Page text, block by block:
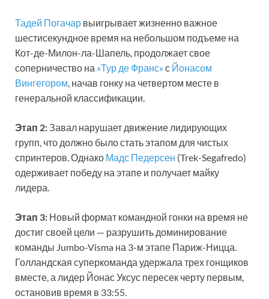
Тадей Погачар выигрывает жизненно важное
шестисекундное время на небольшом подъеме на
Кот-де-Милон-ла-Шапель, продолжает свое
соперничество на «Тур де Франс»с Йонасом
Вингегором, начав гонку на четвертом месте в
генеральной классификации.
Этап 2:Завал нарушает движение лидирующих
групп, что должно было стать этапом для чистых
спринтеров. Однако Мадс Педерсен (Trek-Segafredo)
одерживает победу на этапе и получает майку
лидера.
Этап 3: Новый формат командной гонки на время не
достиг своей цели — разрушить доминирование
команды Jumbo-Visma на 3-м этапе Париж-Ницца.
Голландская суперкоманда удержала трех гонщиков
вместе, а лидер Йонас Уксус пересек черту первым,
остановив время в 33:55.